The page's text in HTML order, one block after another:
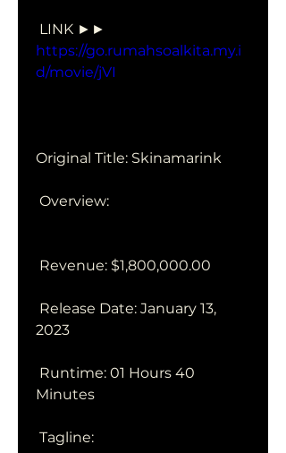
https://go.rumahsoalkita.my.i
d/movie/jVI
Original Title: Skinamarink
Overview:
Revenue: $1,800,000.00
2023
Minutes
Tagline: